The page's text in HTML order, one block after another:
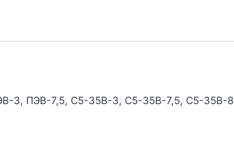
3, ПЭВ-7,5, С5-35В-3, С5-35В-7,5, С5-35В-8